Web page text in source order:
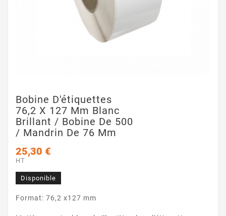
Bobine D'étiquettes
76,2 X 127 Mm Blanc
Brillant / Bobine De 500
/ Mandrin De 76 Mm
25,30 €
HT
Disponible
Format: 76,2 x127 mm